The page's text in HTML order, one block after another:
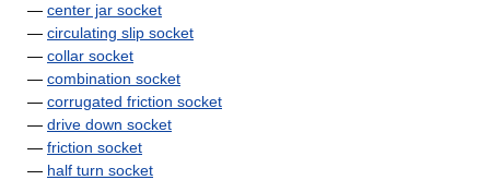
— center jar socket
— circulating slip socket
— collar socket
— combination socket
— corrugated friction socket
— drive down socket
— friction socket
— half turn socket